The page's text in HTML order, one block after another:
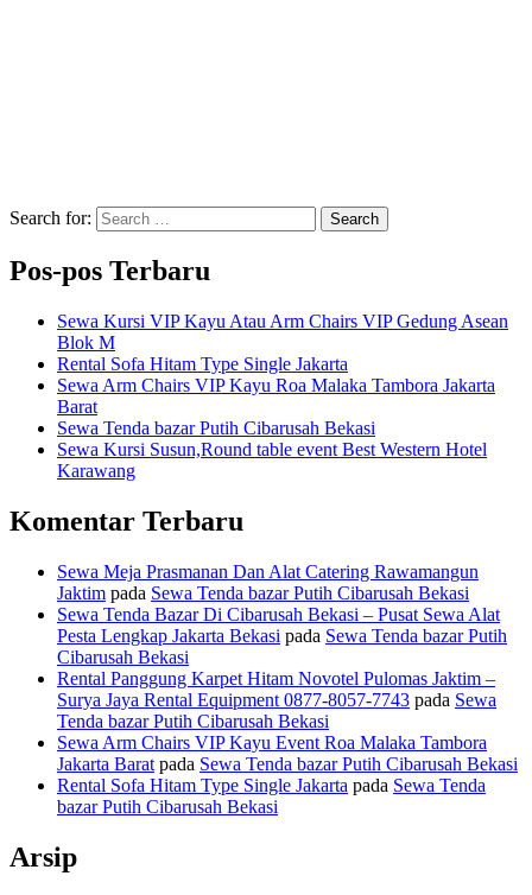
Search for: Search
Pos-pos Terbaru
Sewa Kursi VIP Kayu Atau Arm Chairs VIP Gedung Asean
Blok M
Rental Sofa Hitam Type Single Jakarta
Sewa Arm Chairs VIP Kayu Roa Malaka Tambora Jakarta
Barat
Sewa Tenda bazar Putih Cibarusah Bekasi
Sewa Kursi Susun,Round table event Best Western Hotel
Karawang
Komentar Terbaru
Sewa Meja Prasmanan Dan Alat Catering Rawamangun
Jaktim pada Sewa Tenda bazar Putih Cibarusah Bekasi
Sewa Tenda Bazar Di Cibarusah Bekasi – Pusat Sewa Alat
Pesta Lengkap Jakarta Bekasi pada Sewa Tenda bazar Putih
Cibarusah Bekasi
Rental Panggung Karpet Hitam Novotel Pulomas Jaktim –
Surya Jaya Rental Equipment 0877-8057-7743 pada Sewa
Tenda bazar Putih Cibarusah Bekasi
Sewa Arm Chairs VIP Kayu Event Roa Malaka Tambora
Jakarta Barat pada Sewa Tenda bazar Putih Cibarusah Bekasi
Rental Sofa Hitam Type Single Jakarta pada Sewa Tenda
bazar Putih Cibarusah Bekasi
Arsip